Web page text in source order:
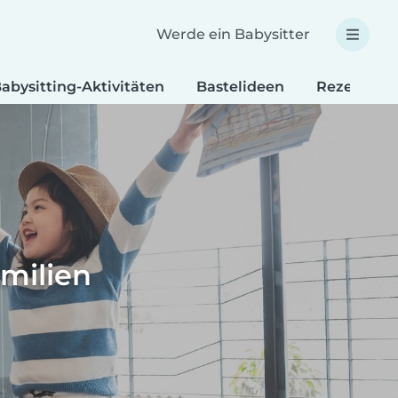
Werde ein Babysitter
Aktivitäten Bastelideen Rezepte